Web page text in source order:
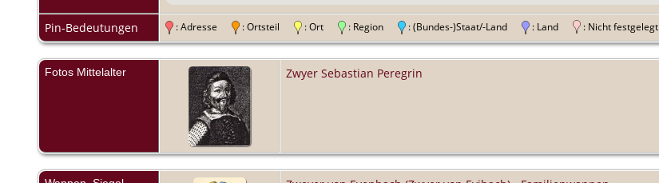
Pin-Bedeutungen : Adresse : Ortsteil : Ort : Region : (Bundes-)Staat/-Land : Land : Nicht festgelegt
Fotos Mittelalter Zwyer Sebastian Peregrin